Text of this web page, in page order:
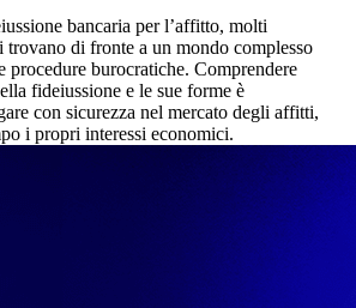
bancaria per l’affitto, molti
di fronte a un mondo complesso
procedure burocratiche. Comprendere
fideiussione e le sue forme è
con sicurezza nel mercato degli affitti,
i propri interessi economici.